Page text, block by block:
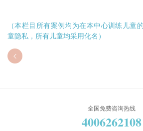
（本栏目所有案例均为在本中心训练儿童
童隐私，所有儿童均采用化名）

全国免费咨询热线
4006262108